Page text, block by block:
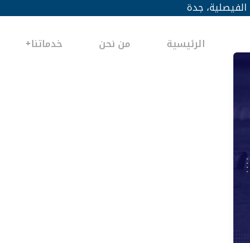
الفيصلية، جدة
الرئيسية
من نحن خدماتنا